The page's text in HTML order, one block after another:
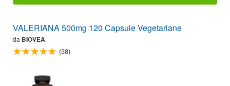
VALERIANA 500mg 120 Capsule Vegetariane
da BIOVEA
(38)